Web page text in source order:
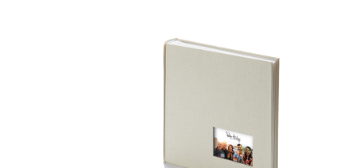
Anmeldeformular